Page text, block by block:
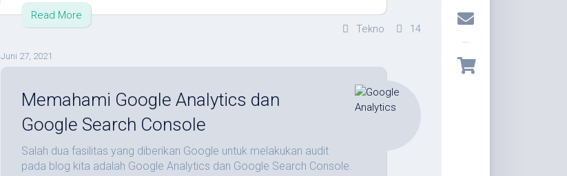
Read More
Tekno
14
Juni 27, 2021
Memahami Google Analytics dan
Google Search Console
Salah dua fasilitas yang diberikan Google untuk melakukan audit
pada blog kita adalah Google Analytics dan Google Search Console.